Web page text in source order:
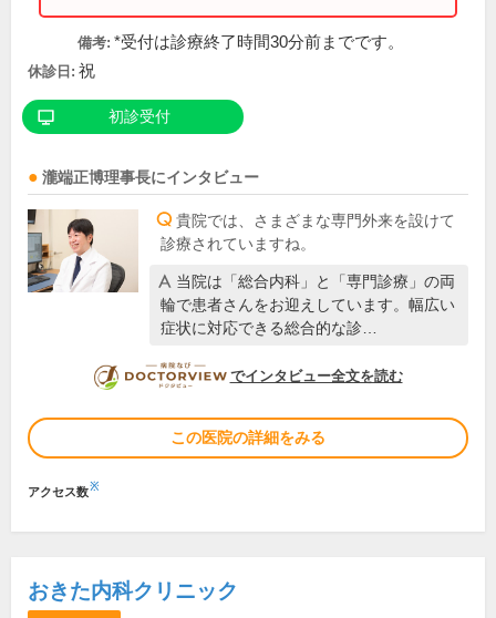
備考: *受付は診療終了時間30分前までです。
休診日: 祝
初診受付
瀧端正博理事長にインタビュー
貴院では、さまざまな専門外来を設けて
診療されていますね。
当院は「総合内科」と「専門診療」の両
輪で患者さんをお迎えしています。幅広い
症状に対応できる総合的な診…
DOCTORVIEW
でインタビュー全文を読む
この医院の詳細をみる
アクセス数※
おきた内科クリニック